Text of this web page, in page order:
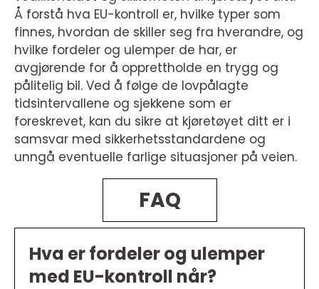
Å forstå hva EU-kontroll er, hvilke typer som
finnes, hvordan de skiller seg fra hverandre, og
hvilke fordeler og ulemper de har, er
avgjørende for å opprettholde en trygg og
pålitelig bil. Ved å følge de lovpålagte
tidsintervallene og sjekkene som er
foreskrevet, kan du sikre at kjøretøyet ditt er i
samsvar med sikkerhetsstandardene og
unngå eventuelle farlige situasjoner på veien.
FAQ
Hva er fordeler og ulemper
med EU-kontroll når?